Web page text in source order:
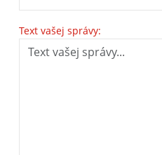
Text vašej správy: